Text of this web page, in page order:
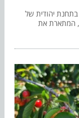
יהודית של
המתארת את